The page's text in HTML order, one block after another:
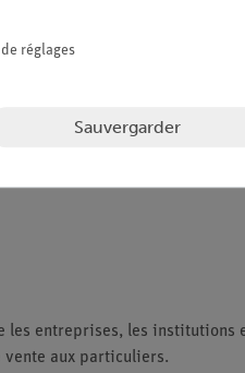
lombaires. Ce modèle
détaillée du bassin
les entreprises, les institutions
vente aux particuliers.
de réglages
Sauvergarder